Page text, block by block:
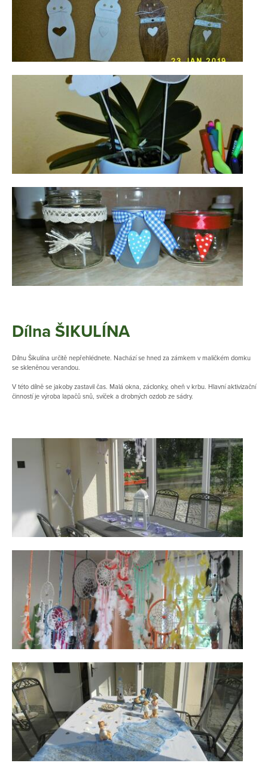
Dílna ŠIKULÍNA
Dílnu Šikulína určitě nepřehlédnete. Nachází se hned za zámkem v maličkém domku
se skleněnou verandou.
V této dílně se jakoby zastavil čas. Malá okna, záclonky, oheň v krbu. Hlavní aktivizační
činností je výroba lapačů snů, svíček a drobných ozdob ze sádry.